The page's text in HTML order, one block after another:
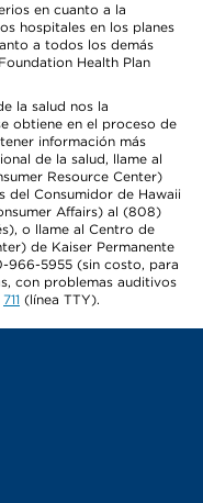
en cuanto a la
hospitales en los planes
a todos los demás
Health Plan
la salud nos la
obtiene en el proceso de
información más
de la salud, llame al
Resource Center)
del Consumidor de Hawaii
Affairs) al (808)
o llame al Centro de
de Kaiser Permanente
966-5955 (sin costo, para
con problemas auditivos
711 (línea TTY).